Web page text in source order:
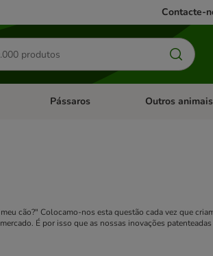
Contacte-
categoria: Antiparasitários
Abrir menu de categoria: Roedores
Pássaros Abrir menu de
Outros animais
cão?" Colocamo-nos esta questão cada vez que
É por isso que as nossas inovações